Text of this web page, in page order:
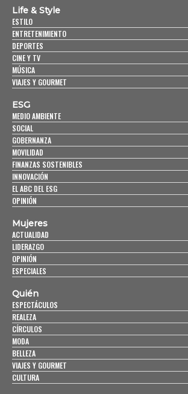
Life & Style
ESTILO
ENTRETENIMIENTO
DEPORTES
CINE Y TV
MÚSICA
VIAJES Y GOURMET
ESG
MEDIO AMBIENTE
SOCIAL
GOBERNANZA
MOVILIDAD
FINANZAS SOSTENIBLES
INNOVACIÓN
EL ABC DEL ESG
OPINIÓN
Mujeres
ACTUALIDAD
LIDERAZGO
OPINIÓN
ESPECIALES
Quién
ESPECTÁCULOS
REALEZA
CÍRCULOS
MODA
BELLEZA
VIAJES Y GOURMET
CULTURA